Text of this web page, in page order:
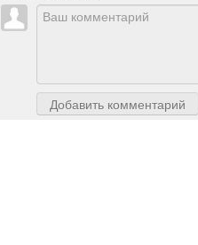
Добавить комментарий